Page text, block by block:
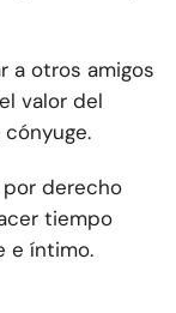
a otros amigos
valor del
derecho
tiempo
e íntimo.